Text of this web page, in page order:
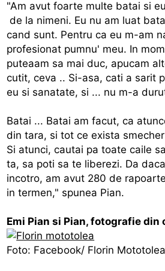
"Am avut foarte multe batai si
de la nimeni. Eu nu am luat
cand sunt. Pentru ca eu m-am
profesionat pumnu' meu. In
puteaam sa mai duc, apucam
cutit, ceva .. Si-asa, cati a sarit
eu si sanatate, si ... nu m-a
Batai ... Batai am facut, ca
din tara, si tot ce exista
Si atunci, cautai pa toate caile
ta, sa poti sa te liberezi. Da
incotro, am avut 280 de
in termen," spunea Pian.
Emi Pian si Pian, fotografie din
Foto: Facebook/ Florin Mototolea